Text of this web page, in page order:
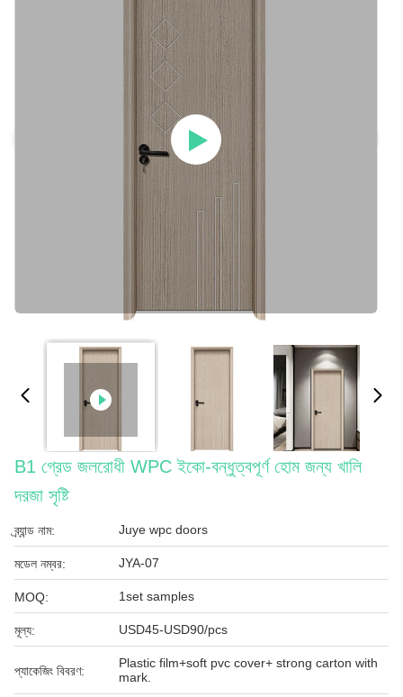
B1 গ্রেড জলরোধী WPC ইকো-বন্ধুত্বপূর্ণ হোম জন্য খালি
দরজা সৃষ্টি
ব্র্যান্ড নাম: Juye wpc doors
মডেল নম্বর: JYA-07
MOQ: 1set samples
মূল্য: USD45-USD90/pcs
প্যাকেজিং বিবরণ:
Plastic film+soft pvc cover+ strong carton with
mark.